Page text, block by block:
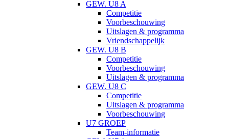
GEW. U8 A
Competitie
Voorbeschouwing
Uitslagen & programma
Vriendschappelijk
GEW. U8 B
Competitie
Voorbeschouwing
Uitslagen & programma
GEW. U8 C
Competitie
Uitslagen & programma
Voorbeschouwing
U7 GROEP
Team-informatie